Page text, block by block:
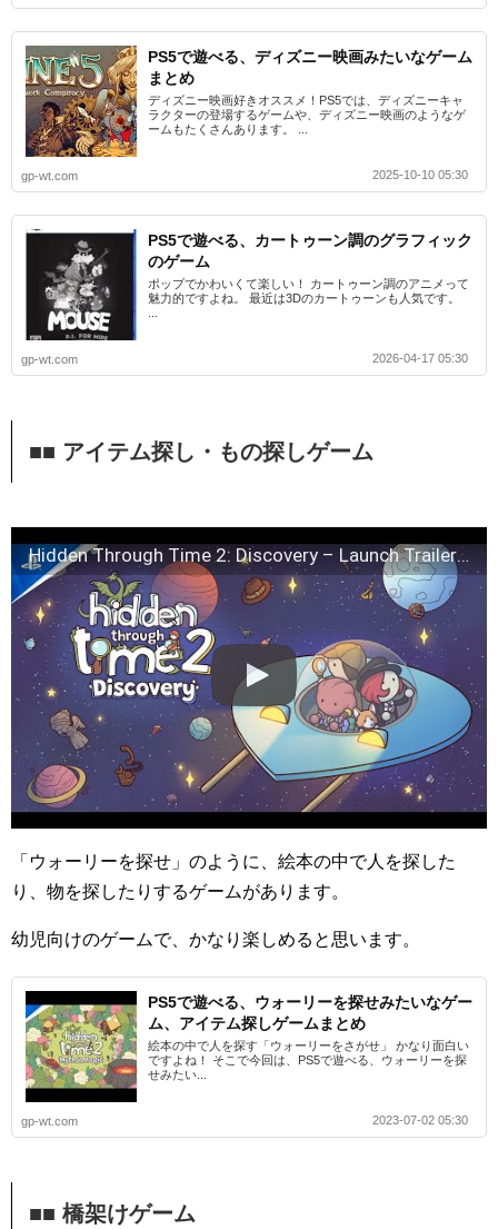
PS5で遊べる、ディズニー映画みたいなゲーム
まとめ
ディズニー映画好きオススメ！PS5では、ディズニーキャ
ラクターの登場するゲームや、ディズニー映画のようなゲ
ームもたくさんあります。 ...
gp-wt.com 2025-10-10 05:30
PS5で遊べる、カートゥーン調のグラフィック
のゲーム
ポップでかわいくて楽しい！ カートゥーン調のアニメって
魅力的ですよね。 最近は3Dのカートゥーンも人気です。
gp-wt.com 2026-04-17 05:30
■■ アイテム探し・もの探しゲーム
Hidden Through Time 2: Discovery – Launch Trailer | PS5 Games
「ウォーリーを探せ」のように、絵本の中で人を探した
り、物を探したりするゲームがあります。
幼児向けのゲームで、かなり楽しめると思います。
PS5で遊べる、ウォーリーを探せみたいなゲー
ム、アイテム探しゲームまとめ
絵本の中で人を探す「ウォーリーをさがせ」 かなり面白い
ですよね！ そこで今回は、PS5で遊べる、ウォーリーを探
せみたい...
gp-wt.com 2023-07-02 05:30
■■ 橋架けゲーム